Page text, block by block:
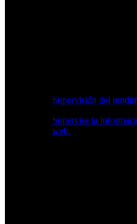
Supervisión del
Supervise la
web.